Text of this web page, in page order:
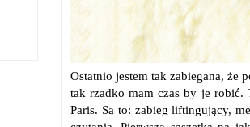
Ostatnio jestem tak zabiegana, że
tak rzadko mam czas by je robić.
Paris. Są to: zabieg liftingujący,